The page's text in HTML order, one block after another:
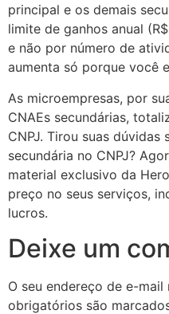
principal e os demais
limite de ganhos anual
e não por número de
aumenta só porque você
As microempresas, por
CNAEs secundárias,
CNPJ. Tirou suas
secundária no CNPJ?
material exclusivo da
preço no seus serviços,
lucros.
Deixe um
O seu endereço de e-
obrigatórios são